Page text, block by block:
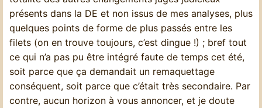
présents dans la DE et non issus de mes analyses, plus
quelques points de forme de plus passés entre les
filets (on en trouve toujours, c’est dingue !) ; bref tout
ce qui n’a pas pu être intégré faute de temps cet été,
soit parce que ça demandait un remaquettage
conséquent, soit parce que c’était très secondaire. Par
contre, aucun horizon à vous annoncer, et je doute